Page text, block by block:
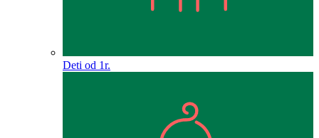
Deti od 1r.